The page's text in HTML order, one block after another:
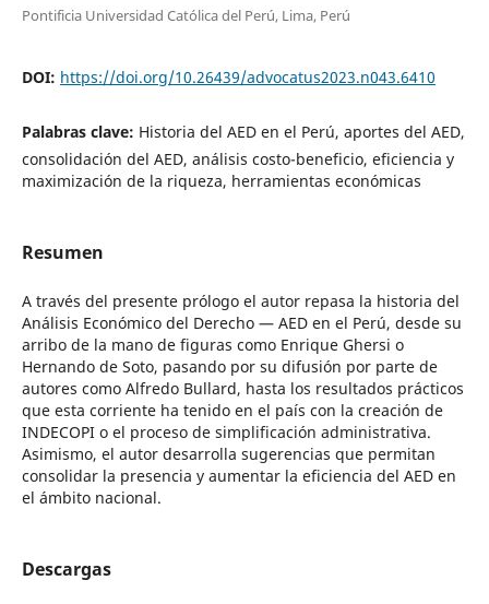
Pontificia Universidad Católica del Perú, Lima, Perú
DOI: https://doi.org/10.26439/advocatus2023.n043.6410
Palabras clave: Historia del AED en el Perú, aportes del AED,
consolidación del AED, análisis costo-beneficio, eficiencia y
maximización de la riqueza, herramientas económicas
Resumen
A través del presente prólogo el autor repasa la historia del
Análisis Económico del Derecho — AED en el Perú, desde su
arribo de la mano de figuras como Enrique Ghersi o
Hernando de Soto, pasando por su difusión por parte de
autores como Alfredo Bullard, hasta los resultados prácticos
que esta corriente ha tenido en el país con la creación de
INDECOPI o el proceso de simplificación administrativa.
Asimismo, el autor desarrolla sugerencias que permitan
consolidar la presencia y aumentar la eficiencia del AED en
el ámbito nacional.
Descargas